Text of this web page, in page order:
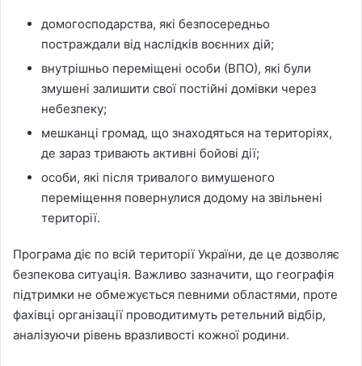
домогосподарства, які безпосередньо
постраждали від наслідків воєнних дій;
внутрішньо переміщені особи (ВПО), які були
змушені залишити свої постійні домівки через
небезпеку;
мешканці громад, що знаходяться на територіях,
де зараз тривають активні бойові дії;
особи, які після тривалого вимушеного
переміщення повернулися додому на звільнені
території.
Програма діє по всій території України, де це дозволяє
безпекова ситуація. Важливо зазначити, що географія
підтримки не обмежується певними областями, проте
фахівці організації проводитимуть ретельний відбір,
аналізуючи рівень вразливості кожної родини.